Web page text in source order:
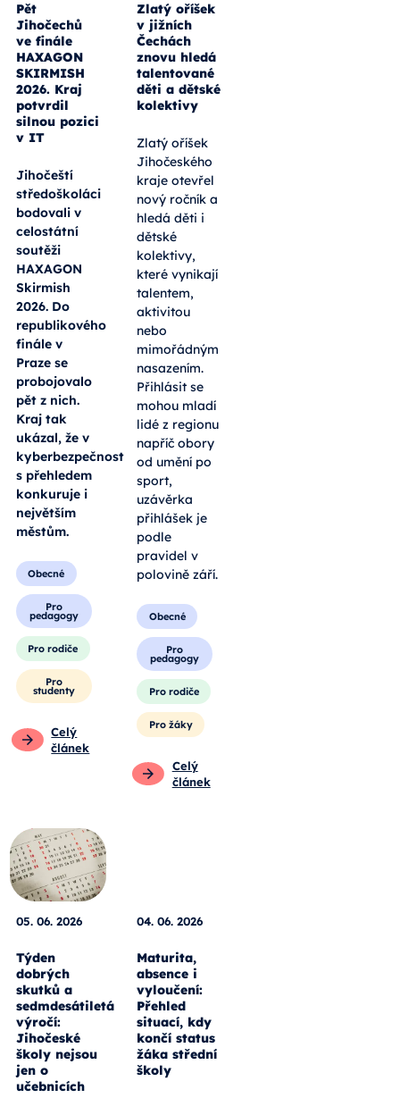
Pět
Jihočechů
ve finále
HAXAGON
SKIRMISH
2026. Kraj
potvrdil
silnou pozici
v IT
Jihočeští
středoškoláci
bodovali v
celostátní
soutěži
HAXAGON
Skirmish
2026. Do
republikového
finále v
Praze se
probojovalo
pět z nich.
Kraj tak
ukázal, že v
kyberbezpečnosti
s přehledem
konkuruje i
největším
městům.
Obecné
Pro
pedagogy
Pro rodiče
Pro
studenty
Celý
článek
Zlatý oříšek
v jižních
Čechách
znovu hledá
talentované
děti a dětské
kolektivy
Zlatý oříšek
Jihočeského
kraje otevřel
nový ročník a
hledá děti i
dětské
kolektivy,
které vynikají
talentem,
aktivitou
nebo
mimořádným
nasazením.
Přihlásit se
mohou mladí
lidé z regionu
napříč obory
od umění po
sport,
uzávěrka
přihlášek je
podle
pravidel v
polovině září.
Obecné
Pro
pedagogy
Pro rodiče
Pro žáky
Celý
článek
05. 06. 2026
Týden
dobrých
skutků a
sedmdesátiletá
výročí:
Jihočeské
školy nejsou
jen o
učebnicích
04. 06. 2026
Maturita,
absence i
vyloučení:
Přehled
situací, kdy
končí status
žáka střední
školy